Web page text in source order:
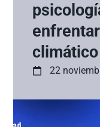
climático
22